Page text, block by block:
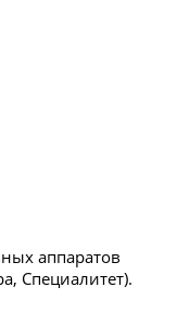
аппаратов
Специалитет).